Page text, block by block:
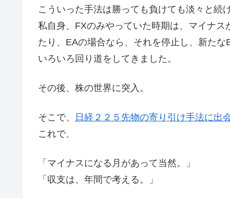
こういった手法は勝っても負けても淡々と続
私自身、FXのみやっていた時期は、マイナ
たり、EAの場合なら、それを停止し、新た
いろいろ回り道をしてきました。
その後、株の世界に突入。
そこで、
日経２２５先物の寄り引け手法に出
これで、
「マイナスになる月があって当然。」
「収支は、年間で考える。」